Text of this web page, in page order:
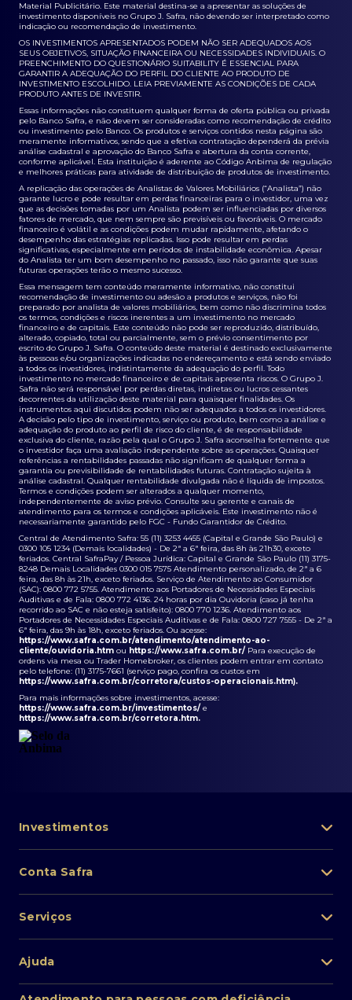
Material Publicitário. Este material destina-se a apresentar as soluções de
investimento disponíveis no Grupo J. Safra, não devendo ser interpretado como
indicação ou recomendação de investimento.
OS INVESTIMENTOS APRESENTADOS PODEM NÃO SER ADEQUADOS AOS
SEUS OBJETIVOS, SITUAÇÃO FINANCEIRA OU NECESSIDADES INDIVIDUAIS. O
PREENCHIMENTO DO QUESTIONÁRIO SUITABILITY É ESSENCIAL PARA
GARANTIR A ADEQUAÇÃO DO PERFIL DO CLIENTE AO PRODUTO DE
INVESTIMENTO ESCOLHIDO. LEIA PREVIAMENTE AS CONDIÇÕES DE CADA
PRODUTO ANTES DE INVESTIR.
Essas informações não constituem qualquer forma de oferta pública ou privada
pelo Banco Safra, e não devem ser consideradas como recomendação de crédito
ou investimento pelo Banco. Os produtos e serviços contidos nesta página são
meramente informativos, sendo que a efetiva contratação dependerá da prévia
análise cadastral e aprovação do Banco Safra e abertura da conta corrente,
conforme aplicável. Esta instituição é aderente ao Código Anbima de regulação
e melhores práticas para atividade de distribuição de produtos de investimento.
A replicação das operações de Analistas de Valores Mobiliários (“Analista”) não
garante lucro e pode resultar em perdas financeiras para o investidor, uma vez
que as decisões tomadas por um Analista podem ser influenciadas por diversos
fatores de mercado, que nem sempre são previsíveis ou favoráveis. O mercado
financeiro é volátil e as condições podem mudar rapidamente, afetando o
desempenho das estratégias replicadas. Isso pode resultar em perdas
significativas, especialmente em períodos de instabilidade econômica. Apesar
do Analista ter um bom desempenho no passado, isso não garante que suas
futuras operações terão o mesmo sucesso.
Essa mensagem tem conteúdo meramente informativo, não constitui
recomendação de investimento ou adesão a produtos e serviços, não foi
preparado por analista de valores mobiliários, bem como não discrimina todos
os termos, condições e riscos inerentes a um investimento no mercado
financeiro e de capitais. Este conteúdo não pode ser reproduzido, distribuído,
alterado, copiado, total ou parcialmente, sem o prévio consentimento por
escrito do Grupo J. Safra. O conteúdo deste material é destinado exclusivamente
às pessoas e/ou organizações indicadas no endereçamento e está sendo enviado
a todos os investidores, indistintamente da adequação do perfil. Todo
investimento no mercado financeiro e de capitais apresenta riscos. O Grupo J.
Safra não será responsável por perdas diretas, indiretas ou lucros cessantes
decorrentes da utilização deste material para quaisquer finalidades. Os
instrumentos aqui discutidos podem não ser adequados a todos os investidores.
A decisão pelo tipo de investimento, serviço ou produto, bem como a análise e
adequação do produto ao perfil de risco do cliente, é de responsabilidade
exclusiva do cliente, razão pela qual o Grupo J. Safra aconselha fortemente que
o investidor faça uma avaliação independente sobre as operações. Quaisquer
referências a rentabilidades passadas não significam de qualquer forma a
garantia ou previsibilidade de rentabilidades futuras. Contratação sujeita à
análise cadastral. Qualquer rentabilidade divulgada não é líquida de impostos.
Termos e condições podem ser alterados a qualquer momento,
independentemente de aviso prévio. Consulte seu gerente e canais de
atendimento para os termos e condições aplicáveis. Este investimento não é
necessariamente garantido pelo FGC - Fundo Garantidor de Crédito.
Central de Atendimento Safra: 55 (11) 3253 4455 (Capital e Grande São Paulo) e
0300 105 1234 (Demais localidades) - De 2ª a 6ª feira, das 8h às 21h30, exceto
feriados. Central SafraPay / Pessoa Jurídica: Capital e Grande São Paulo (11) 3175-
8248 Demais Localidades 0300 015 7575 Atendimento personalizado, de 2ª a 6
feira, das 8h às 21h, exceto feriados. Serviço de Atendimento ao Consumidor
(SAC): 0800 772 5755. Atendimento aos Portadores de Necessidades Especiais
Auditivas e de Fala: 0800 772 4136. 24 horas por dia Ouvidoria (caso já tenha
recorrido ao SAC e não esteja satisfeito): 0800 770 1236. Atendimento aos
Portadores de Necessidades Especiais Auditivas e de Fala: 0800 727 7555 - De 2ª a
6ª feira, das 9h às 18h, exceto feriados. Ou acesse:
https://www.safra.com.br/atendimento/atendimento-ao-
cliente/ouvidoria.htm ou https://www.safra.com.br/ Para execução de
ordens via mesa ou Trader Homebroker, os clientes podem entrar em contato
pelo telefone: (11) 3175-7661 (serviço pago, confira os custos em
https://www.safra.com.br/corretora/custos-operacionais.htm).
Para mais informações sobre investimentos, acesse:
https://www.safra.com.br/investimentos/ e
https://www.safra.com.br/corretora.htm.
Investimentos
Lista de fundos de investimento
Private Banking
Renda fixa
Conta Safra
Pessoa Física
Cartões
Empréstimos e financiamentos
Serviços
Perda/roubo de celular
Ajuda
Atendimento ao cliente